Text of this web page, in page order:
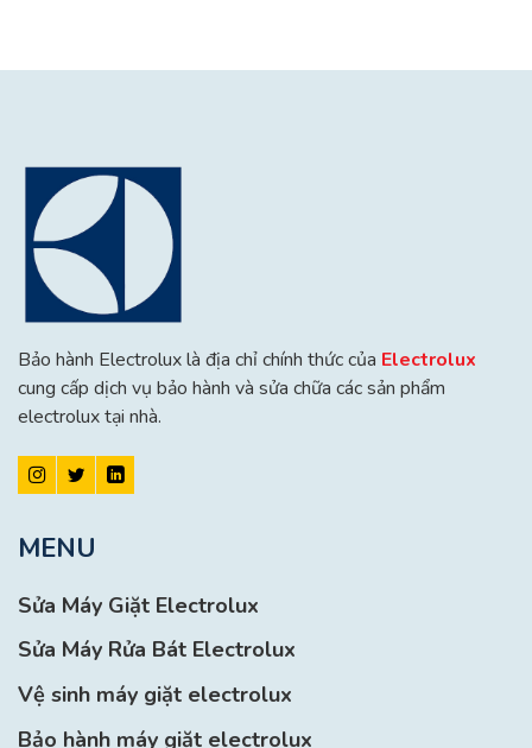
Bảo hành Electrolux là địa chỉ chính thức của Electrolux
cung cấp dịch vụ bảo hành và sửa chữa các sản phẩm
electrolux tại nhà.
MENU
Sửa Máy Giặt Electrolux
Sửa Máy Rửa Bát Electrolux
Vệ sinh máy giặt electrolux
Bảo hành máy giặt electrolux